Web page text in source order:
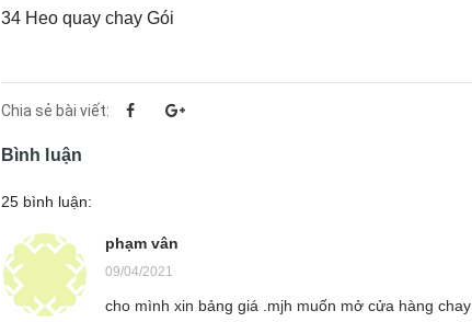
34 Heo quay chay Gói
Chia sẻ bài viết:
Bình luận
25 bình luận:
phạm vân
09/04/2021
cho mình xin bảng giá .mjh muốn mở cửa hàng chay